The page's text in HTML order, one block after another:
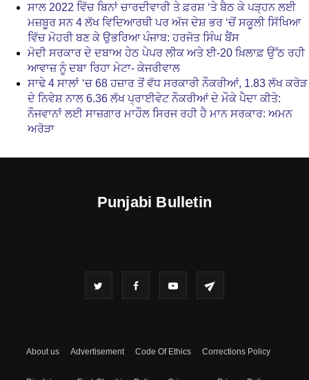
ਸਾਲ 2022 ਵਿੱਚ ਬਿਨਾਂ ਚਾਰਦੀਵਾਰੀ ਤੇ ਫ਼ਰਸ਼ ‘ਤੇ ਬੈਠ ਕੇ ਪੜ੍ਹਨ ਲਈ
ਮਜ਼ਬੂਰ ਸਨ 4 ਲੱਖ ਵਿਦਿਆਰਥੀ ਪਰ ਅੱਜ ਦੇਸ਼ ਭਰ ‘ਚੋਂ ਸਕੂਲੀ ਸਿੱਖਿਆ
ਵਿੱਚ ਮੋਹਰੀ ਬਣ ਕੇ ਉਭਰਿਆ ਪੰਜਾਬ: ਹਰਜੋਤ ਸਿੰਘ ਬੈਂਸ
ਮੋਦੀ ਸਰਕਾਰ ਦੇ ਦਬਾਅ ਹੇਠ ਪੇਪਰ ਲੀਕ ਅਤੇ ਈ-20 ਖ਼ਿਲਾਫ਼ ਉੱਠ ਰਹੀ
ਆਵਾਜ਼ ਨੂੰ ਦਬਾ ਰਿਹਾ ਮੇਟਾ- ਕੇਜਰੀਵਾਲ
ਸਾਢੇ 4 ਸਾਲਾਂ ‘ਚ 68 ਹਜ਼ਾਰ ਤੋਂ ਵੱਧ ਸਰਕਾਰੀ ਨੌਕਰੀਆਂ, 1.83 ਲੱਖ ਕਰੋੜ
ਦੇ ਨਿਵੇਸ਼ ਨਾਲ 6.36 ਲੱਖ ਪ੍ਰਾਈਵੇਟ ਨੌਕਰੀਆਂ ਦੇ ਮੌਕੇ ਪੈਦਾ ਕੀਤੇ:
ਨੌਜਵਾਨਾਂ ਲਈ ਸਾਜ਼ਗਾਰ ਮਾਹੌਲ ਸਿਰਜ ਰਹੀ ਹੈ ਮਾਨ ਸਰਕਾਰ: ਅਮਨ
ਅਰੋੜਾ
Punjabi Bulletin
About us Advertisement Code Of Ethics Corrections Policy